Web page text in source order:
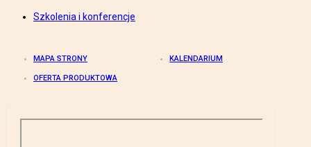
Szkolenia i konferencje
MAPA STRONY KALENDARIUM
OFERTA PRODUKTOWA